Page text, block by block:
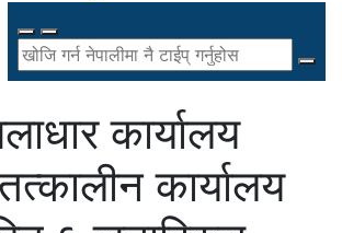
कार्यालय
कार्यालय